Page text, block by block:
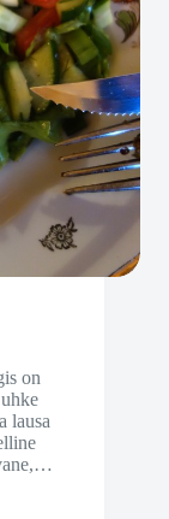
on
lausa